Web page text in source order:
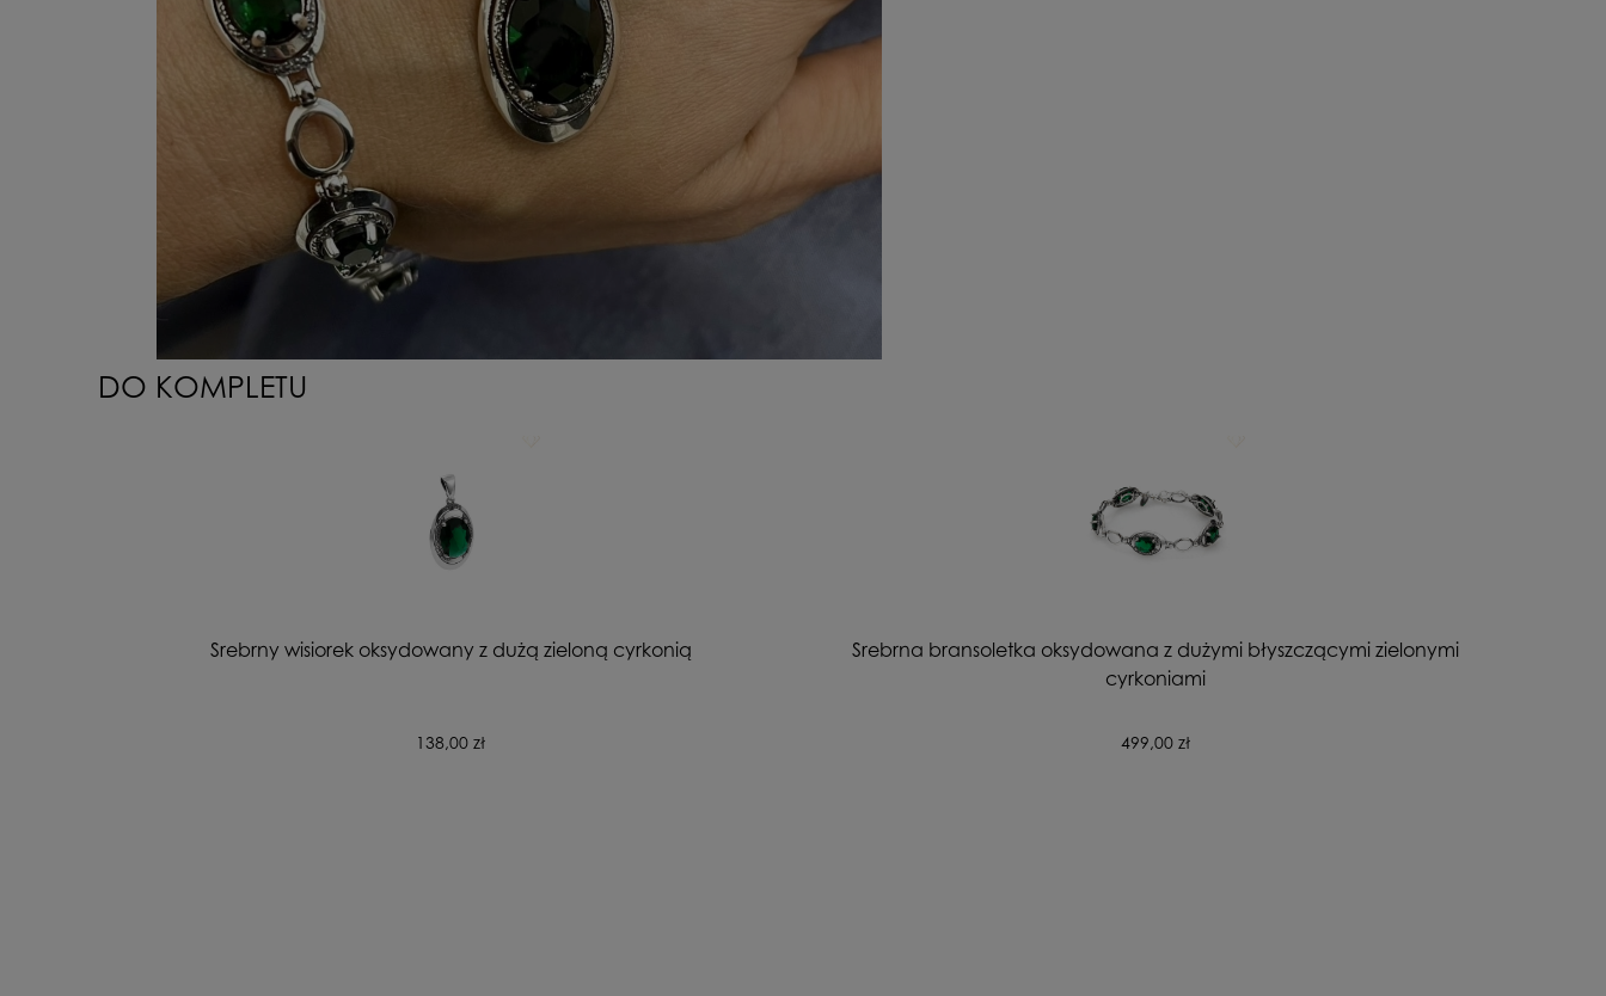
DO KOMPLETU
Srebrny wisiorek oksydowany z dużą zieloną cyrkonią
138,00 zł
Srebrna bransoletka oksydowana z dużymi błyszczącymi zielonymi
cyrkoniami
499,00 zł